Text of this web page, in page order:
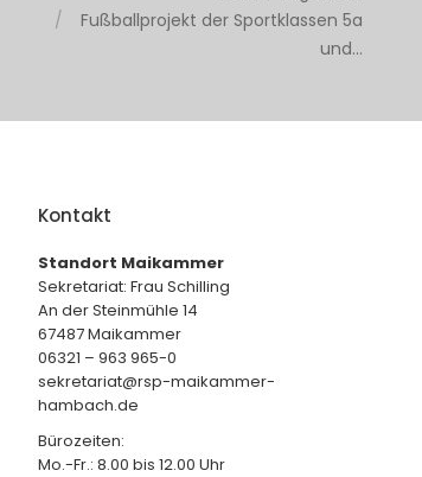
Fußballprojekt der Sportklassen 5a
und…
Kontakt
Standort Maikammer
Sekretariat: Frau Schilling
An der Steinmühle 14
67487 Maikammer
06321 – 963 965-0
sekretariat@rsp-maikammer-
hambach.de
Bürozeiten:
Mo.-Fr.: 8.00 bis 12.00 Uhr